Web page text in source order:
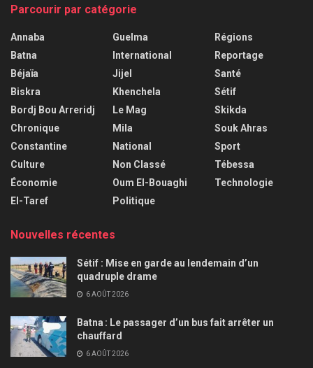
Parcourir par catégorie
Annaba
Batna
Béjaïa
Biskra
Bordj Bou Arreridj
Chronique
Constantine
Culture
Économie
El-Taref
Guelma
International
Jijel
Khenchela
Le Mag
Mila
National
Non Classé
Oum El-Bouaghi
Politique
Régions
Reportage
Santé
Sétif
Skikda
Souk Ahras
Sport
Tébessa
Technologie
Nouvelles récentes
Sétif : Mise en garde au lendemain d’un
quadruple drame
6 AOÛT 2026
Batna : Le passager d’un bus fait arrêter un
chauffard
6 AOÛT 2026